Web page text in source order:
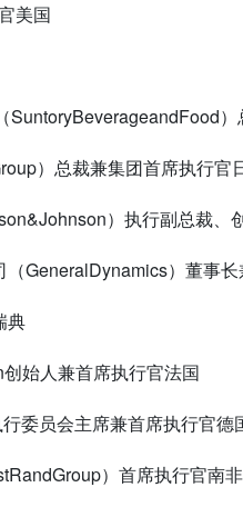
美国
SuntoryBeverageandFood
）总裁兼集团首席执行官
）执行副总裁、
（GeneralDynamics）董事
典
创始人兼首席执行官法国
行委员会主席兼首席执行官德
）首席执行官南非